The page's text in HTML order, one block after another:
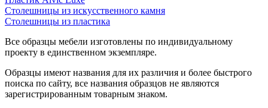
Столешницы из искусственного камня
Столешницы из пластика
Все образцы мебели изготовлены по индивидуальному
проекту в единственном экземпляре.
Образцы имеют названия для их различия и более быстрого
поиска по сайту, все названия образцов не являются
зарегистрированным товарным знаком.